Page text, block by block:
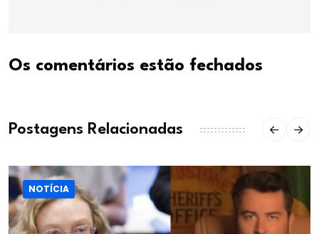
Os comentários estão fechados
Postagens Relacionadas
NOTÍCIA